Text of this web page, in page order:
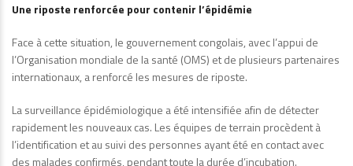
Une riposte renforcée pour contenir l’épidémie
Face à cette situation, le gouvernement congolais, avec l’appui de
l’Organisation mondiale de la santé (OMS) et de plusieurs partenaires
internationaux, a renforcé les mesures de riposte.
La surveillance épidémiologique a été intensifiée afin de détecter
rapidement les nouveaux cas. Les équipes de terrain procèdent à
l’identification et au suivi des personnes ayant été en contact avec
des malades confirmés, pendant toute la durée d’incubation.